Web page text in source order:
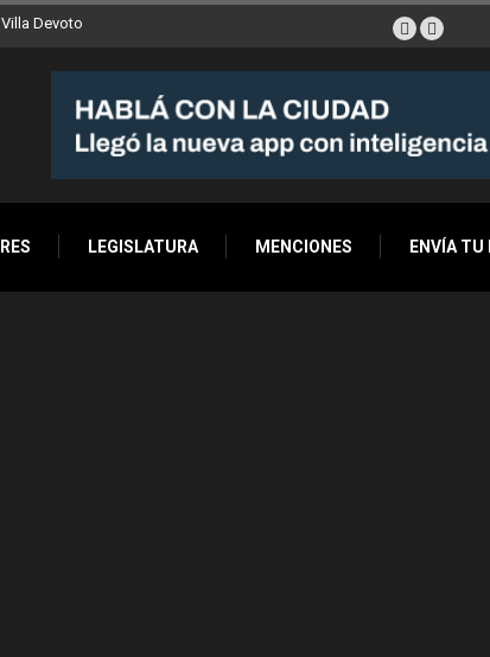
Devoto
LEGISLATURA MENCIONES ENVÍA TU